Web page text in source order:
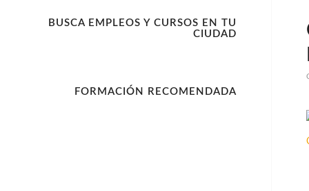
BUSCA EMPLEOS Y CURSOS EN TU
CIUDAD
FORMACIÓN RECOMENDADA